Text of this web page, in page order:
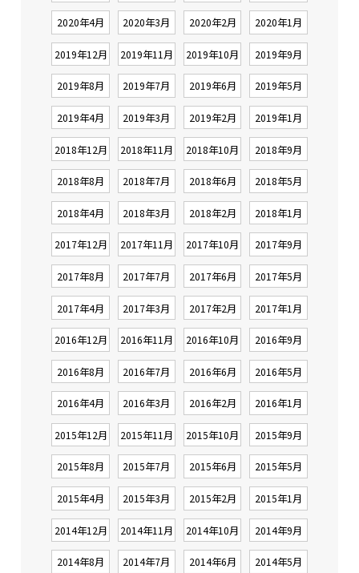
2020年4月 2020年3月 2020年2月 2020年1月
2019年12月 2019年11月 2019年10月 2019年9月
2019年8月 2019年7月 2019年6月 2019年5月
2019年4月 2019年3月 2019年2月 2019年1月
2018年12月 2018年11月 2018年10月 2018年9月
2018年8月 2018年7月 2018年6月 2018年5月
2018年4月 2018年3月 2018年2月 2018年1月
2017年12月 2017年11月 2017年10月 2017年9月
2017年8月 2017年7月 2017年6月 2017年5月
2017年4月 2017年3月 2017年2月 2017年1月
2016年12月 2016年11月 2016年10月 2016年9月
2016年8月 2016年7月 2016年6月 2016年5月
2016年4月 2016年3月 2016年2月 2016年1月
2015年12月 2015年11月 2015年10月 2015年9月
2015年8月 2015年7月 2015年6月 2015年5月
2015年4月 2015年3月 2015年2月 2015年1月
2014年12月 2014年11月 2014年10月 2014年9月
2014年8月 2014年7月 2014年6月 2014年5月